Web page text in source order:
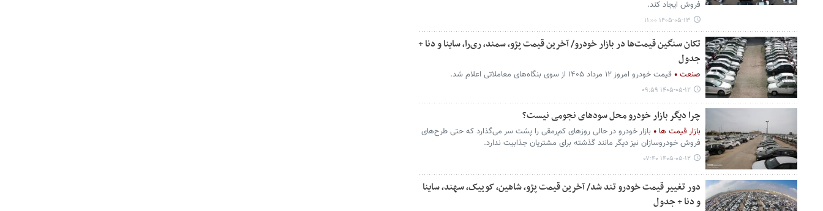
فروش ایجاد کند.
۱۴۰۵-۰۵-۱۳ ۱۱:۰۰
تکان سنگین قیمت‌ها در بازار خودرو/ آخرین قیمت پژو، سمند، ری‌را، ساینا و دنا +
جدول
صنعت قیمت خودرو امروز ۱۲ مرداد ۱۴۰۵ از سوی بنگاه‌های معاملاتی اعلام شد.
۱۴۰۵-۰۵-۱۲ ۰۹:۵۹
چرا دیگر بازار خودرو محل سودهای نجومی نیست؟
بازار قیمت ها
بازار خودرو در حالی روزهای کم‌رمقی را پشت سر می‌گذارد که حتی طرح‌های
فروش خودروسازان نیز دیگر مانند گذشته برای مشتریان جذابیت ندارد.
۱۴۰۵-۰۵-۱۲ ۰۷:۴۰
دور تغییر قیمت خودرو تند شد/ آخرین قیمت پژو، شاهین، کوییک، سهند، ساینا
و دنا + جدول